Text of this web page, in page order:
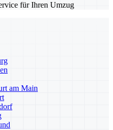
für Ihren Umzug
am Main